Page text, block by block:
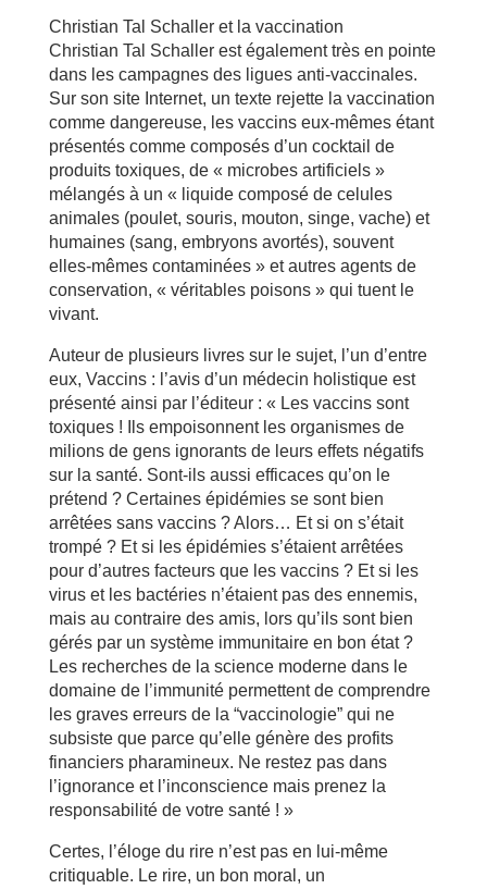
Christian Tal Schaller et la vaccination
Christian Tal Schaller est également très en pointe
dans les campagnes des ligues anti-vaccinales.
Sur son site Internet, un texte rejette la vaccination
comme dangereuse, les vaccins eux-mêmes étant
présentés comme composés d’un cocktail de
produits toxiques, de « microbes artificiels »
mélangés à un « liquide composé de celules
animales (poulet, souris, mouton, singe, vache) et
humaines (sang, embryons avortés), souvent
elles-mêmes contaminées » et autres agents de
conservation, « véritables poisons » qui tuent le
vivant.
Auteur de plusieurs livres sur le sujet, l’un d’entre
eux, Vaccins : l’avis d’un médecin holistique est
présenté ainsi par l’éditeur : « Les vaccins sont
toxiques ! Ils empoisonnent les organismes de
milions de gens ignorants de leurs effets négatifs
sur la santé. Sont-ils aussi efficaces qu’on le
prétend ? Certaines épidémies se sont bien
arrêtées sans vaccins ? Alors… Et si on s’était
trompé ? Et si les épidémies s’étaient arrêtées
pour d’autres facteurs que les vaccins ? Et si les
virus et les bactéries n’étaient pas des ennemis,
mais au contraire des amis, lors qu’ils sont bien
gérés par un système immunitaire en bon état ?
Les recherches de la science moderne dans le
domaine de l’immunité permettent de comprendre
les graves erreurs de la “vaccinologie” qui ne
subsiste que parce qu’elle génère des profits
financiers pharamineux. Ne restez pas dans
l’ignorance et l’inconscience mais prenez la
responsabilité de votre santé ! »
Certes, l’éloge du rire n’est pas en lui-même
critiquable. Le rire, un bon moral, un